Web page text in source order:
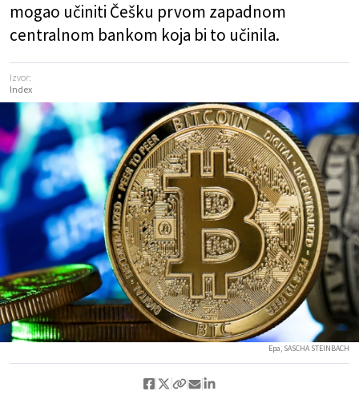
mogao učiniti Češku prvom zapadnom
centralnom bankom koja bi to učinila.
Izvor:
Index
Epa, SASCHA STEINBACH